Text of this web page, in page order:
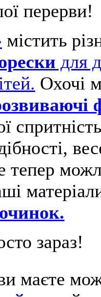
перерви!
містить
для
Охочі
тепер
зараз!
маєте